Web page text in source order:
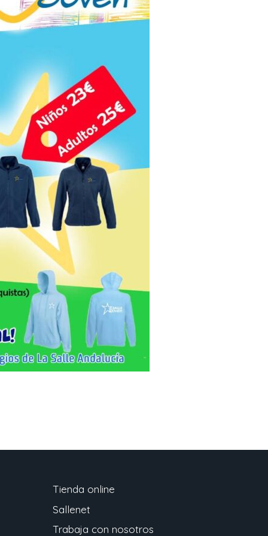
Tienda online
Sallenet
Trabaja con nosotros